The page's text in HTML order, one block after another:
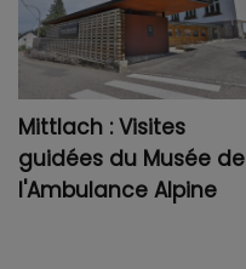
Mittlach : Visites
guidées du Musée de
l'Ambulance Alpine